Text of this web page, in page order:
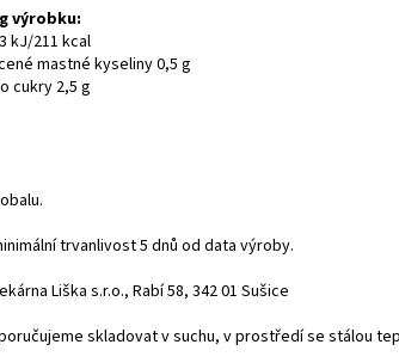
výrobku:
kJ/211 kcal
mastné kyseliny 0,5 g
cukry 2,5 g
trvanlivost 5 dnů od data výroby.
Liška s.r.o., Rabí 58, 342 01 Sušice
skladovat v suchu, v prostředí se stálou